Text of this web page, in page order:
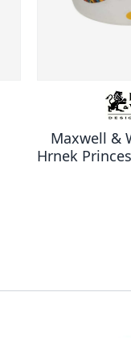
Maxwell &
Hrnek